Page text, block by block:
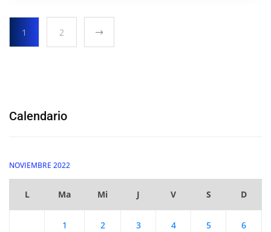
1 2
Calendario
NOVIEMBRE 2022
L Ma Mi J V S D
1 2 3 4 5 6